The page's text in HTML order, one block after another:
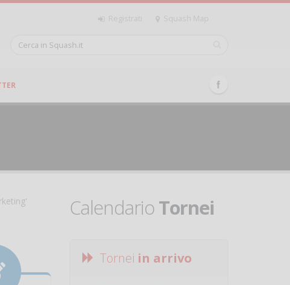
Registrati Squash Map
CalendarioTornei
Tornei in arrivo